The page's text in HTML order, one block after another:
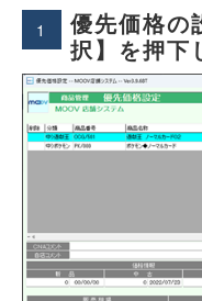
1
優先価格の
択】を押下